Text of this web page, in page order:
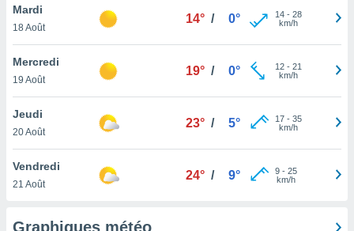
notre
que
et que
Mardi
18 Août
14° / 0° 14- 28
km/h
Mercredi
19 Août
19° / 0° 12- 21
km/h
Jeudi
20 Août
23° / 5° 17- 35
km/h
Vendredi
21 Août
24° / 9° 9- 25
km/h
Graphiques météo